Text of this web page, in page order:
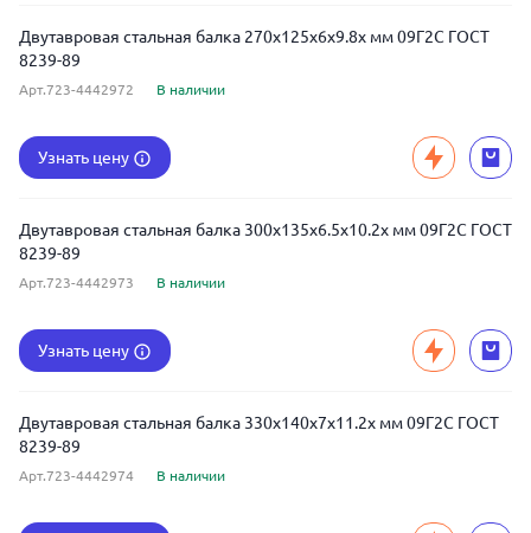
Двутавровая стальная балка 270x125x6x9.8x мм 09Г2С ГОСТ
8239-89
Арт.723-4442972 В наличии
Узнать цену
Двутавровая стальная балка 300x135x6.5x10.2x мм 09Г2С ГОСТ
8239-89
Арт.723-4442973 В наличии
Узнать цену
Двутавровая стальная балка 330x140x7x11.2x мм 09Г2С ГОСТ
8239-89
Арт.723-4442974 В наличии